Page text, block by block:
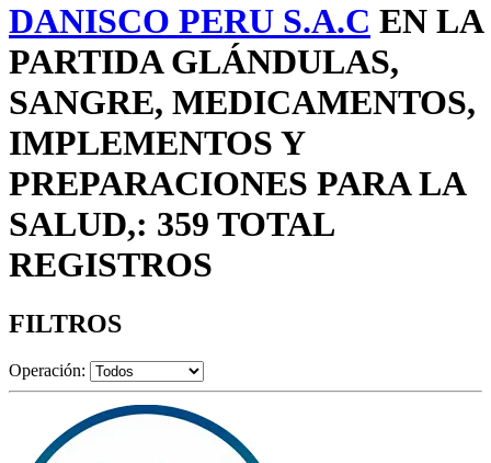
DANISCO PERU S.A.C EN LA
PARTIDA GLÁNDULAS,
SANGRE, MEDICAMENTOS,
IMPLEMENTOS Y
PREPARACIONES PARA LA
SALUD,: 359 TOTAL
REGISTROS
FILTROS
Operación: